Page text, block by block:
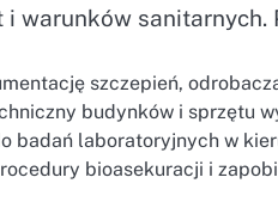
i warunków
szczepień,
budynków i sprzętu
badań laboratoryjnych w
bioasekuracji i